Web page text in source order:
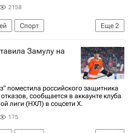
2158
Еще2
Спорт
лига (НХЛ)
Замулу на
поместила российского защитника
сообщается в аккаунте клуба
лиги (НХЛ) в соцсети X.
175